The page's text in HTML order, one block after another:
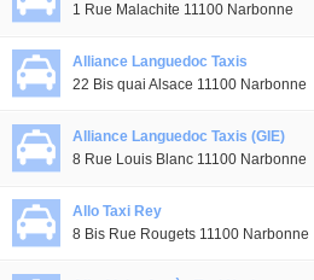
1 Rue Malachite 11100 Narbonne
Alliance Languedoc Taxis
22 Bis quai Alsace 11100 Narbonne
Alliance Languedoc Taxis (GIE)
8 Rue Louis Blanc 11100 Narbonne
Allo Taxi Rey
8 Bis Rue Rougets 11100 Narbonne